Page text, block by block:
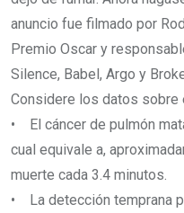
anuncio fue filmado por
Premio Oscar y
Silence, Babel, Argo y
Considere los datos sobre
• El cáncer de pulmón
cual equivale a,
muerte cada 3.4 minutos.
• La detección temprana